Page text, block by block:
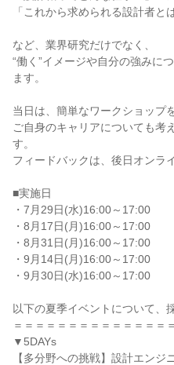
「これから求められる設計者と
など、業界研究だけでなく、
“働く”イメージや自分の強みに
ます。
当日は、簡単なワークショップ
ご自身のキャリアについても考
す。
フィードバックは、後日オンラ
■実施日
・7月29日(水)16:00～17:00
・8月17日(月)16:00～17:00
・8月31日(月)16:00～17:00
・9月14日(月)16:00～17:00
・9月30日(水)16:00～17:00
以下の夏季イベントについて、
＝＝＝＝＝＝＝＝＝＝＝＝＝＝
▼5DAYs
【多分野への挑戦】設計エンジ